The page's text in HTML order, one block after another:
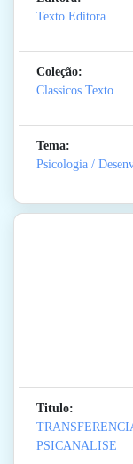
Texto Editora
Coleção:
Classicos Texto
Tema:
Psicologia /
Titulo:
PSICANALISE